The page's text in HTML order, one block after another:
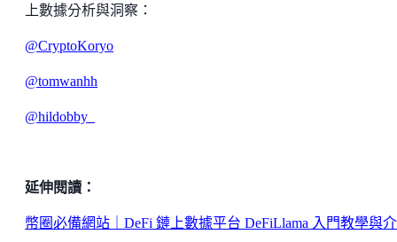
上數據分析與洞察：
@CryptoKoryo
@tomwanhh
@hildobby_
延伸閱讀：
幣圈必備網站｜DeFi 鏈上數據平台 DeFiLlama 入門教學與